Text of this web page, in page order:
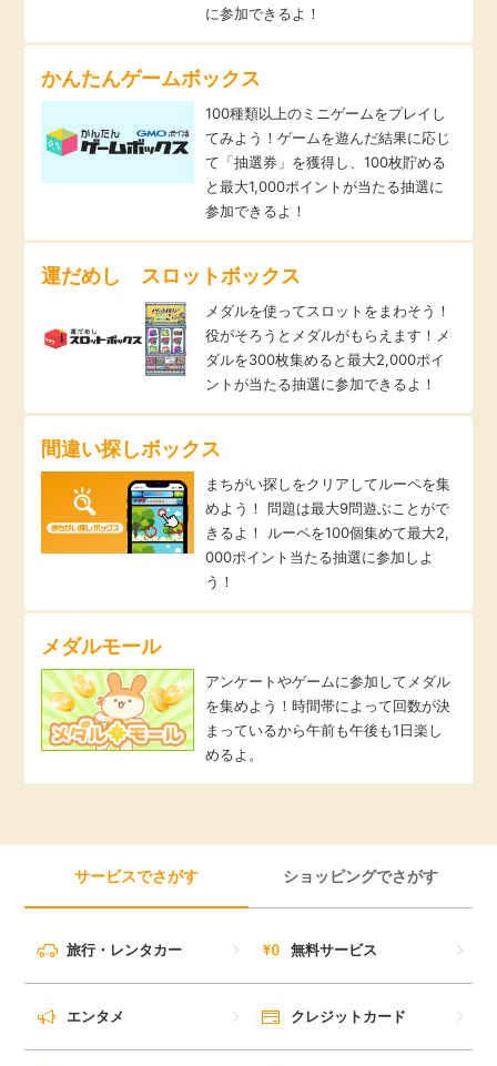
に参加できるよ！
かんたんゲームボックス
100種類以上のミニゲームをプレイし
てみよう！ゲームを遊んだ結果に応じ
て「抽選券」を獲得し、100枚貯める
と最大1,000ポイントが当たる抽選に
参加できるよ！
運だめし スロットボックス
メダルを使ってスロットをまわそう！
役がそろうとメダルがもらえます！メ
ダルを300枚集めると最大2,000ポイ
ントが当たる抽選に参加できるよ！
間違い探しボックス
まちがい探しをクリアしてルーペを集
めよう！ 問題は最大9問遊ぶことがで
きるよ！ ルーペを100個集めて最大2,
000ポイント当たる抽選に参加しよ
う！
メダルモール
アンケートやゲームに参加してメダル
を集めよう！時間帯によって回数が決
まっているから午前も午後も1日楽し
めるよ。
サービスでさがす ショッピングでさがす
旅行・レンタカー 無料サービス
エンタメ クレジットカード